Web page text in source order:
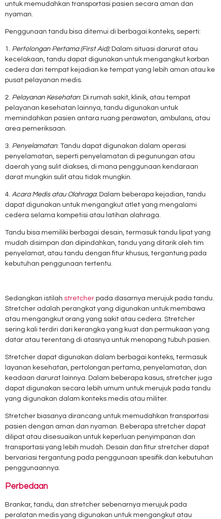
untuk memudahkan transportasi pasien secara aman dan
nyaman.
Penggunaan tandu bisa ditemui di berbagai konteks, seperti:
1. Pertolongan Pertama (First Aid):Dalam situasi darurat atau
kecelakaan, tandu dapat digunakan untuk mengangkut korban
cedera dari tempat kejadian ke tempat yang lebih aman atau ke
pusat pelayanan medis.
2. Pelayanan Kesehatan: Di rumah sakit, klinik, atau tempat
pelayanan kesehatan lainnya, tandu digunakan untuk
memindahkan pasien antara ruang perawatan, ambulans, atau
area pemeriksaan.
3. Penyelamatan: Tandu dapat digunakan dalam operasi
penyelamatan, seperti penyelamatan di pegunungan atau
daerah yang sulit diakses, di mana penggunaan kendaraan
darat mungkin sulit atau tidak mungkin.
4. Acara Medis atau Olahraga: Dalam beberapa kejadian, tandu
dapat digunakan untuk mengangkut atlet yang mengalami
cedera selama kompetisi atau latihan olahraga.
Tandu bisa memiliki berbagai desain, termasuk tandu lipat yang
mudah disimpan dan dipindahkan, tandu yang ditarik oleh tim
penyelamat, atau tandu dengan fitur khusus, tergantung pada
kebutuhan penggunaan tertentu.
Sedangkan istilah stretcher pada dasarnya merujuk pada tandu.
Stretcher adalah perangkat yang digunakan untuk membawa
atau mengangkut orang yang sakit atau cedera. Stretcher
sering kali terdiri dari kerangka yang kuat dan permukaan yang
datar atau terentang di atasnya untuk menopang tubuh pasien.
Stretcher dapat digunakan dalam berbagai konteks, termasuk
layanan kesehatan, pertolongan pertama, penyelamatan, dan
keadaan darurat lainnya. Dalam beberapa kasus, stretcher juga
dapat digunakan secara lebih umum untuk merujuk pada tandu
yang digunakan dalam konteks medis atau militer.
Stretcher biasanya dirancang untuk memudahkan transportasi
pasien dengan aman dan nyaman. Beberapa stretcher dapat
dilipat atau disesuaikan untuk keperluan penyimpanan dan
transportasi yang lebih mudah. Desain dan fitur stretcher dapat
bervariasi tergantung pada penggunaan spesifik dan kebutuhan
penggunaannya.
Perbedaan
Brankar, tandu, dan stretcher sebenarnya merujuk pada
peralatan medis yang digunakan untuk mengangkut atau